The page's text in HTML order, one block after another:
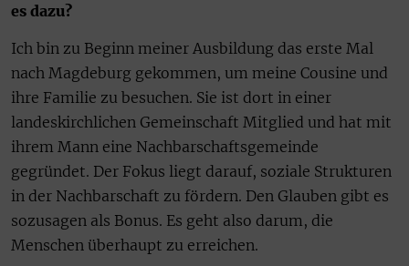
es dazu?
Ich bin zu Beginn meiner Ausbildung das erste Mal
nach Magdeburg gekommen, um meine Cousine und
ihre Familie zu besuchen. Sie ist dort in einer
landeskirchlichen Gemeinschaft Mitglied und hat mit
ihrem Mann eine Nachbarschaftsgemeinde
gegründet. Der Fokus liegt darauf, soziale Strukturen
in der Nachbarschaft zu fördern. Den Glauben gibt es
sozusagen als Bonus. Es geht also darum, die
Menschen überhaupt zu erreichen.